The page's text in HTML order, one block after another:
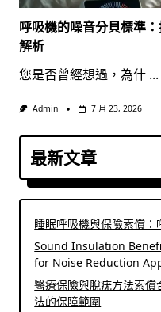
呼吸機的噪音分貝標準
解析
您是否曾經想過，為什 ...
Admin 7 月 23, 2026
最新文章
睡眠呼吸機與保險索償：
Sound Insulation
for Noise Reduction
醫療保險與脫疣方法索
法的保障範圍